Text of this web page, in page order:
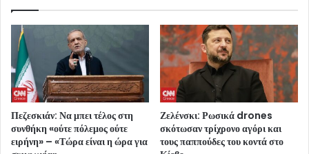
Πεζεσκιάν: Να μπει τέλος στη
συνθήκη «ούτε πόλεμος ούτε
ειρήνη» – «Τώρα είναι η ώρα για
Ζελένσκι: Ρωσικά drones
σκότωσαν τρίχρονο αγόρι και
τους παππούδες του κοντά στο